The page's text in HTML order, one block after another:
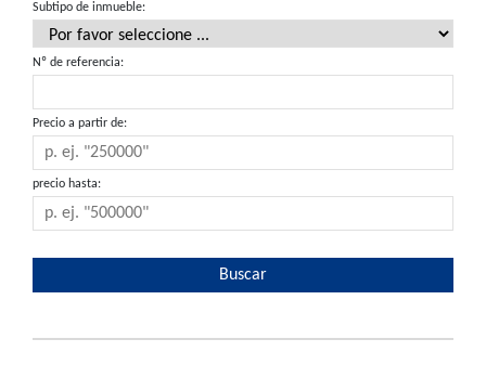
Subtipo de inmueble:
Nº de referencia:
Precio a partir de:
precio hasta: